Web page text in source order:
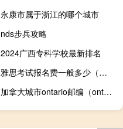
永康市属于浙江的哪个城市
nds步兵攻略
2024广西专科学校最新排名
雅思考试报名费一般多少（雅思考试报名费）
加拿大城市ontario邮编（ontario邮编）